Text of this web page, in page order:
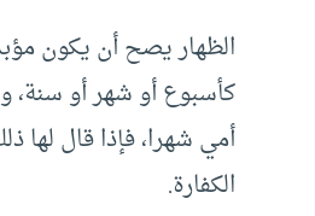
الظهار يصح أن يكون
كأسبوع أو شهر أو سنة،
أمي شهرا، فإذا قال لها
الكفارة.